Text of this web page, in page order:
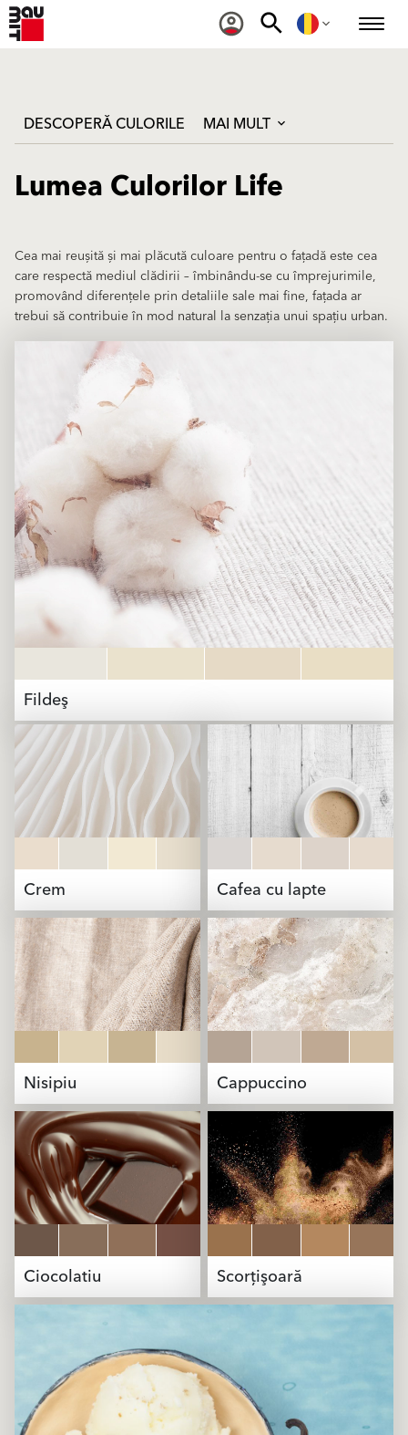
DESCOPERĂ CULORILE MAI MULT
Lumea Culorilor Life
Cea mai reușită și mai plăcută culoare pentru o fațadă este cea
care respectă mediul clădirii – îmbinându-se cu împrejurimile,
promovând diferențele prin detaliile sale mai fine, fațada ar
trebui să contribuie în mod natural la senzația unui spațiu urban.
Fildeş
Crem Cafea cu lapte
Nisipiu Cappuccino
Ciocolatiu Scorţişoară